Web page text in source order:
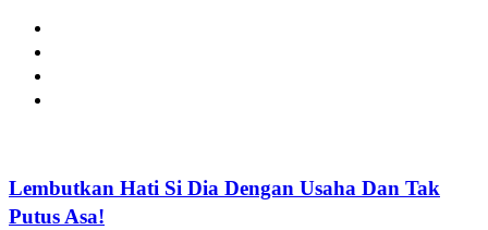
Lembutkan Hati Si Dia Dengan Usaha Dan Tak
Putus Asa!